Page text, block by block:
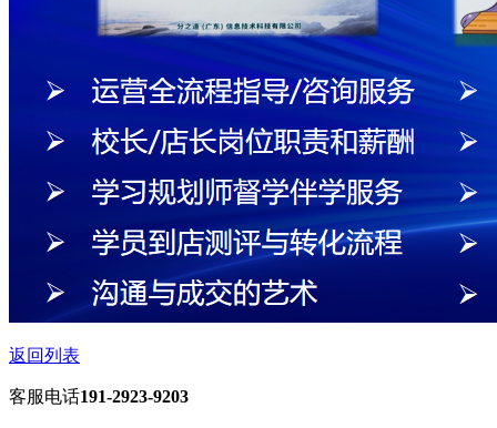
返回列表
客服电话191-2923-9203